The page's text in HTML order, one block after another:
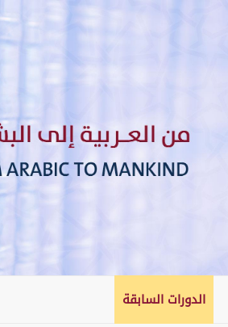
الدورات السابقة